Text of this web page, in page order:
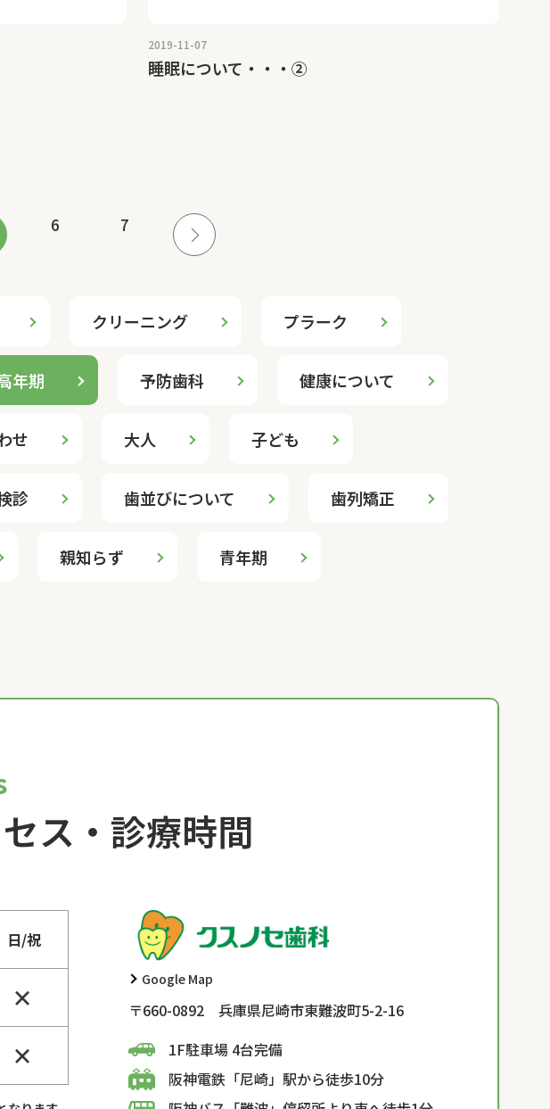
2019-11-07
睡眠について・・・②
6 7
クリーニング プラーク
年期 予防歯科 健康について
せ 大人 子ども
診 歯並びについて 歯列矯正
親知らず 青年期
ス・診療時間
日/祝
×
×
Google Map
〒660-0892 兵庫県尼崎市東難波町5-2-16
1F駐車場 4台完備
阪神電鉄「尼崎」駅から徒歩10分